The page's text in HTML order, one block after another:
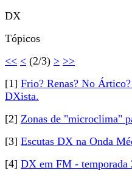
DX
Tópicos
<< < (2/3) > >>
[1] Frio? Renas? No
DXista.
[2] Zonas de "microclima"
[3] Escutas DX na Onda
[4] DX em FM - temporada